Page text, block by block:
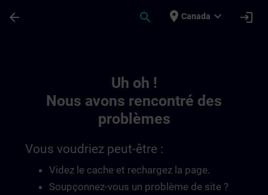
arrow_back search place Canada expand_more login
Uh oh !
Nous avons rencontré des
problèmes
Vous voudriez peut-être :
Videz le cache et rechargez la page.
Soupçonnez-vous un problème de site ?